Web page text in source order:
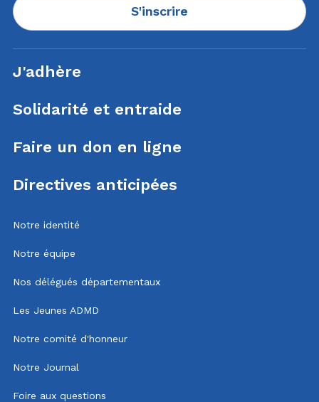
S'inscrire
J'adhère
Solidarité et entraide
Faire un don en ligne
Directives anticipées
Notre identité
Notre équipe
Nos délégués départementaux
Les Jeunes ADMD
Notre comité d'honneur
Notre Journal
Foire aux questions